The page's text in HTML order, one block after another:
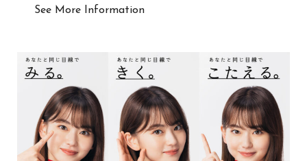
See More Information